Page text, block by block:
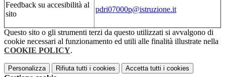
Feedback su accesibilità al
sito
pdri07000p@istruzione.it
Questo sito o gli strumenti terzi da questo utilizzati si avvalgono di
cookie necessari al funzionamento ed utili alle finalità illustrate nella
COOKIE POLICY.
Personalizza Rifiuta tutti i cookies Accetta tutti i cookies